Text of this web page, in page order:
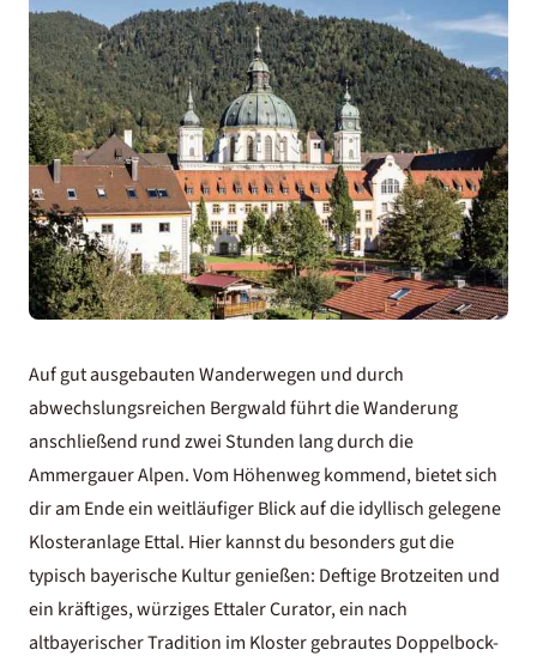
Auf gut ausgebauten Wanderwegen und durch
abwechslungsreichen Bergwald führt die Wanderung
anschließend rund zwei Stunden lang durch die
Ammergauer Alpen. Vom Höhenweg kommend, bietet sich
dir am Ende ein weitläufiger Blick auf die idyllisch gelegene
Klosteranlage Ettal. Hier kannst du besonders gut die
typisch bayerische Kultur genießen: Deftige Brotzeiten und
ein kräftiges, würziges Ettaler Curator, ein nach
altbayerischer Tradition im Kloster gebrautes Doppelbock-